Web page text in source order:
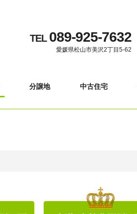
TEL 089-925-7632
愛媛県松山市美沢2丁目5-62
分譲地 中古住宅